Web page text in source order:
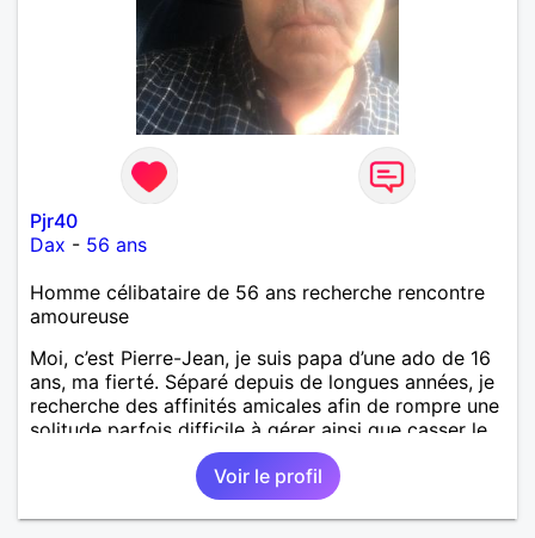
Pjr40
Dax - 56 ans
Homme célibataire de 56 ans recherche rencontre
amoureuse
Moi, c’est Pierre-Jean, je suis papa d’une ado de 16
ans, ma fierté. Séparé depuis de longues années, je
recherche des affinités amicales afin de rompre une
solitude parfois difficile à gérer ainsi que casser le
vague à l’âme. L’amitié reste extrêmement
importante à mes yeux mais peut se décliner en des
sentiments plus puissants. « Le temps fera son
œuvre » disait Arthur Schopenhauer, philosophe
Voir le profil